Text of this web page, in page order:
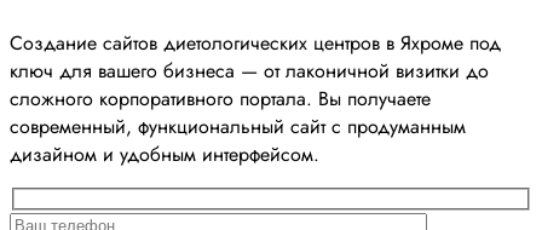
Создание сайтов диетологических центров в Яхроме под
ключ для вашего бизнеса — от лаконичной визитки до
сложного корпоративного портала. Вы получаете
современный, функциональный сайт с продуманным
дизайном и удобным интерфейсом.